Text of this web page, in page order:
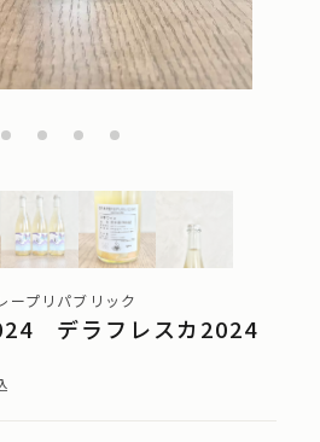
ープリパブリック
デラフレスカ2024